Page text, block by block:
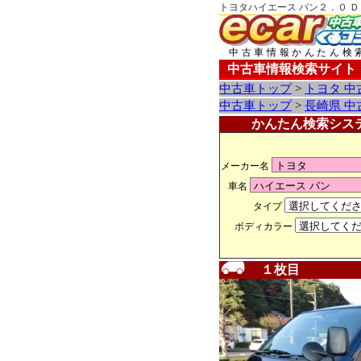
トヨタハイエース バン２．０
中古車情報かんたん検
中古車情報検索サイト
中古車トップ>
トヨタ 中
中古車トップ> 長崎県 中
かんたん検索シス
メーカー名
車名
タイプ
ボディカラー
１枚目